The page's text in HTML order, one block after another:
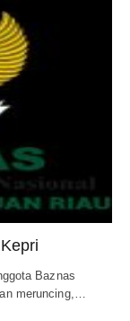
Baznas
meruncing,…